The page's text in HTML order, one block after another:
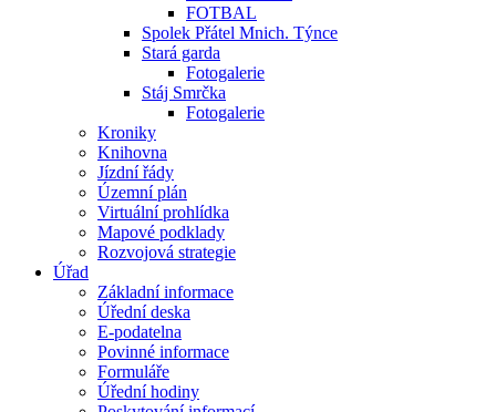
FOTBAL
Spolek Přátel Mnich. Týnce
Stará garda
Fotogalerie
Stáj Smrčka
Fotogalerie
Kroniky
Knihovna
Jízdní řády
Územní plán
Virtuální prohlídka
Mapové podklady
Rozvojová strategie
Úřad
Základní informace
Úřední deska
E-podatelna
Povinné informace
Formuláře
Úřední hodiny